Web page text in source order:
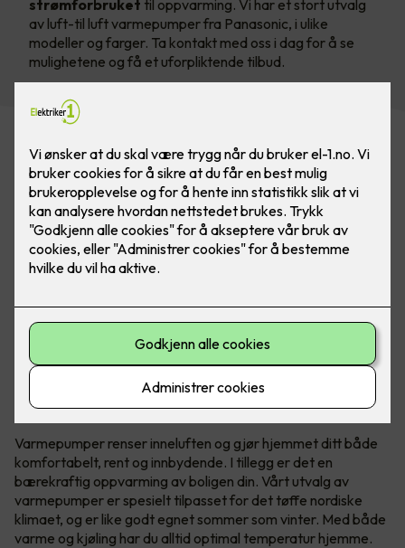
strømforbruket til oppvarming. Vi har et stort utvalg
av luft-til luft varmepumper fra Panasonic, i ulike
modeller og farger. Ta kontakt med oss i dag for å se
mulighetene og få et uforpliktende tilbud.
Panasonic Flagship finnes i både hvit og svart, og sklir
sømløst inn i interiøret. Da kan du være trygg på at du
alltid har ren luft og riktig temperatur.
Behagelig temperatur hele året
Varmepumper renser inneluften og gjør hjemmet ditt både
komfortabelt, rent og innbydende. I tillegg er det en
bærekraftig oppvarming av boligen din. Vårt utvalg av
varmepumper er spesielt tilpasset for det tøffe nordiske
klimaet, og er like godt egnet sommer som vinter. Med både
varme og kjøling har du alltid optimal temperatur hjemme.